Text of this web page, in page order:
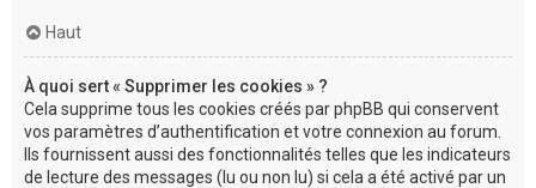
Haut
À quoi sert « Supprimer les cookies » ?
Cela supprime tous les cookies créés par phpBB qui conservent
vos paramètres d’authentification et votre connexion au forum.
Ils fournissent aussi des fonctionnalités telles que les indicateurs
de lecture des messages (lu ou non lu) si cela a été activé par un